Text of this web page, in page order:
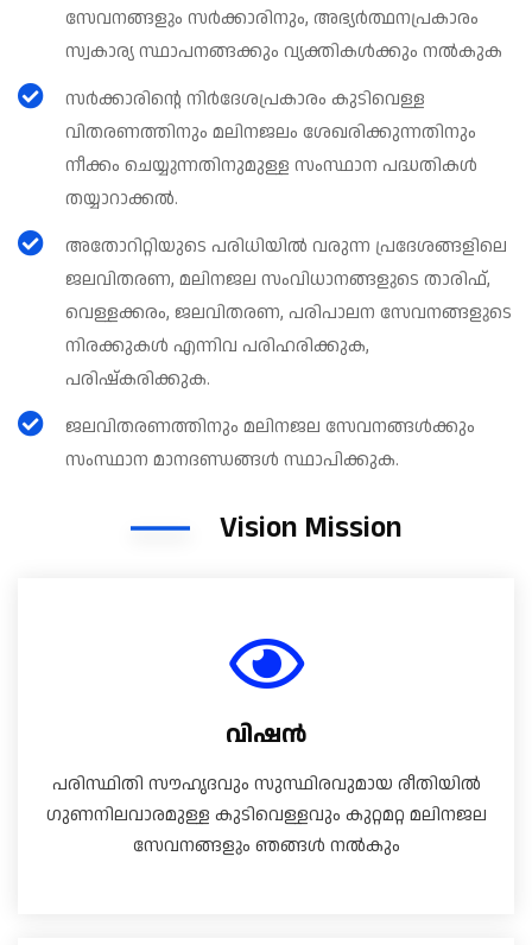
സേവനങ്ങളും സർക്കാരിനും, അഭ്യർത്ഥനപ്രകാരം
സ്വകാര്യ സ്ഥാപനങ്ങക്കും വ്യക്തികൾക്കും നൽകുക
സർക്കാരിന്റെ നിർദേശപ്രകാരം കുടിവെള്ള
വിതരണത്തിനും മലിനജലം ശേഖരിക്കുന്നതിനും
നീക്കം ചെയ്യുന്നതിനുമുള്ള സംസ്ഥാന പദ്ധതികൾ
തയ്യാറാക്കൽ.
അതോറിറ്റിയുടെ പരിധിയിൽ വരുന്ന പ്രദേശങ്ങളിലെ
ജലവിതരണ, മലിനജല സംവിധാനങ്ങളുടെ താരിഫ്,
വെള്ളക്കരം, ജലവിതരണ, പരിപാലന സേവനങ്ങളുടെ
നിരക്കുകൾ എന്നിവ പരിഹരിക്കുക,
പരിഷ്കരിക്കുക.
ജലവിതരണത്തിനും മലിനജല സേവനങ്ങൾക്കും
സംസ്ഥാന മാനദണ്ഡങ്ങൾ സ്ഥാപിക്കുക.
Vision Mission
വിഷൻ
പരിസ്ഥിതി സൗഹൃദവും സുസ്ഥിരവുമായ രീതിയിൽ
ഗുണനിലവാരമുള്ള കുടിവെള്ളവും കുറ്റമറ്റ മലിനജല
സേവനങ്ങളും ഞങ്ങൾ നൽകും